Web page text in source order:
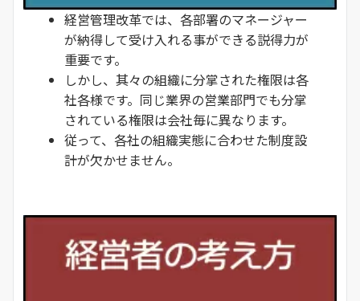
経営管理改革では、各部署のマネージャー
が納得して受け入れる事ができる説得力が
重要です。
しかし、其々の組織に分掌された権限は各
社各様です。同じ業界の営業部門でも分掌
されている権限は会社毎に異なります。
従って、各社の組織実態に合わせた制度設
計が欠かせません。